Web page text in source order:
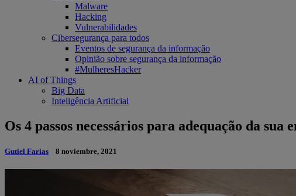
Malware
Hacking
Vulnerabilidades
Cibersegurança para todos
Eventos de segurança da informação
Opinião sobre segurança da informação
#MulheresHacker
AI of Things
Big Data
Inteligência Artificial
Os 4 passos necessários para adequação da
Gutiel Farias 8 noviembre, 2021